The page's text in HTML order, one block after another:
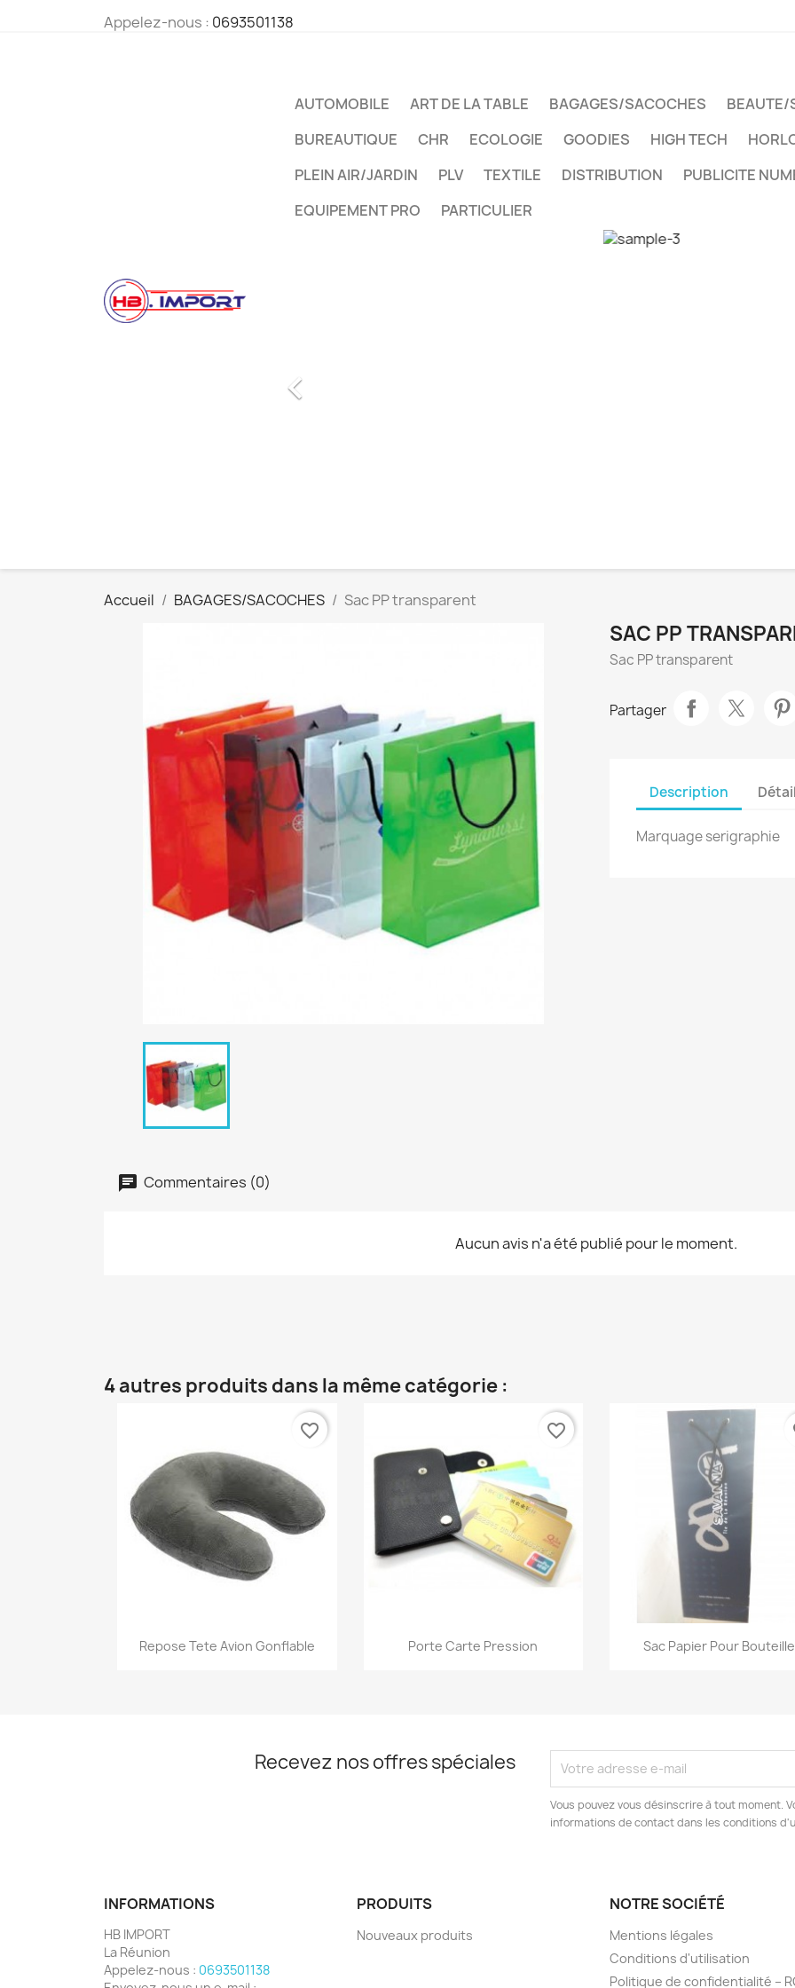
Appelez-nous : 0693501138
AUTOMOBILE ART DE LA TABLE BAGAGES/SACOCHES BEAUTE/
BUREAUTIQUE
CHR ECOLOGIE GOODIES HIGH TECH
PLEIN AIR/JARDIN
PLV TEXTILE DISTRIBUTION PUBLICITE
EQUIPEMENT PRO
PARTICULIER

Accueil BAGAGES/SACOCHES Sac PP transparent
SAC PP
Sac PP transparent
Partager
Description
Marquage serigraphie
Commentaires (0)
Aucun avis n'a été publié pour le moment.
4 autres produits dans la même catégorie :
Aperçu rapide
Repose Tete Avion Gonflable
favorite_border
Aperçu rapide
Porte Carte Pression
favorite_border
Aperçu rapide
Sac Papier Pour Bouteille
Recevez nos offres spéciales
Vous pouvez vous désinscrire à tout moment.
informations de contact dans les conditions
INFORMATIONS
HB IMPORT
La Réunion
Appelez-nous : 0693501138
PRODUITS
Nouveaux produits
NOTRE SOCIÉTÉ
Mentions légales
Conditions d'utilisation
Politique de confidentialité –